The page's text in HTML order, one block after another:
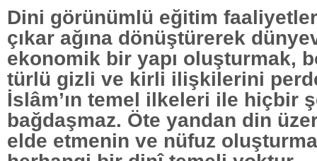
Dini görünümlü eğitim
çıkar ağına dönüştürerek
ekonomik bir yapı oluşturmak,
türlü gizli ve kirli ilişkilerini
İslâm’ın temel ilkeleri ile hiçbir
bağdaşmaz. Öte yandan din
elde etmenin ve nüfuz